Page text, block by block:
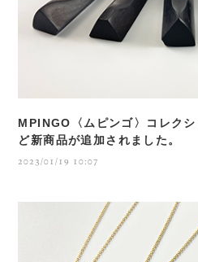
MPINGO〈ムピンゴ〉コレク
ど新商品が追加されました。
2023/01/19 10:07